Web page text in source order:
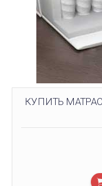
КУПИТЬ